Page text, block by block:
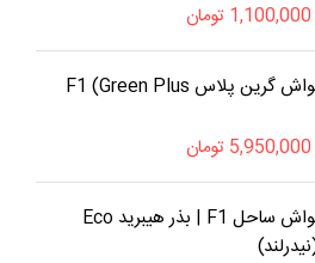
1,100,000 تومان
بذر کدو اسکواش گرین پلاس F1 (Green Plus
5,950,000 تومان
بذر کدو اسکواش ساحل F1 | بذر هیبرید Eco